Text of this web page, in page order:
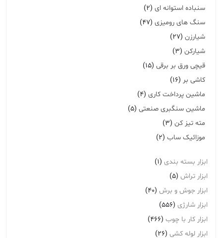
سنباده استوانه ای (2)
سنگ های رومیزی (47)
شیارزن (27)
شیارکن (3)
قیچی ورق بر برقی (15)
کاشی بر (16)
ماشین پرداخت کاری (4)
ماشین سنگبری صنعتی (5)
مته تیز کن (3)
موزائیک ساب (2)
ابزار بسته بندی (1)
ابزار تراش (5)
ابزار جوش و برش (40)
ابزار شارژی (556)
ابزار کار با چوب (466)
ابزار لوله کشی (26)